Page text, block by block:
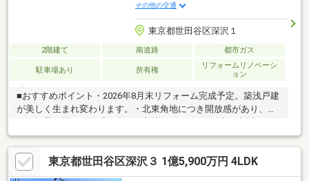
その他の交通
東京都世田谷区深沢１
2階建て 南道路 都市ガス
駐車場あり 所有権
リフォームリノベーシ
ョン
■おすすめポイント・2026年8月末リフォーム完成予定。築浅戸建
が美しく生まれ変わります。・北東角地につき開放感があり、北
27.4帖。天井高4.4m超の吹抜リビングダイニング・駒沢公園徒歩
圏内。周辺には公園も点在する、落ち着いた閑静な住宅街です。
□■□■□■□■□■□■□■□■□■ご見学予約承っております！！お気軽に
ご連絡下さい！！□■□■□■□■□■□■□■□■□■・都心部および城南エ
東京都世田谷区深沢３ 1億5,900万円 4LDK